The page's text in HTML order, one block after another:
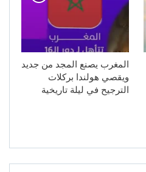
المغرب يصنع المجد من جديد
ويقصي هولندا بركلات
الترجيح في ليلة تاريخية